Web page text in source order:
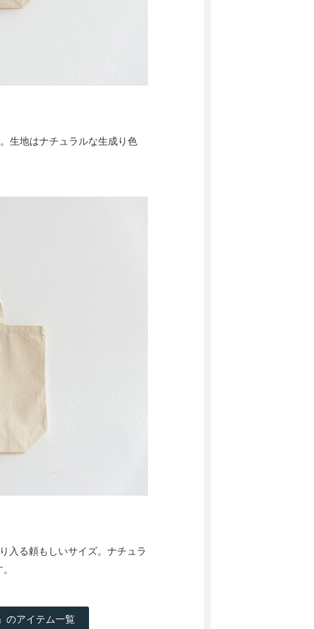
生地はナチュラルな生成り色
入る頼もしいサイズ。ナチュラ
のアイテム一覧